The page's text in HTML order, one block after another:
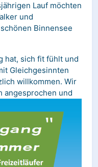
Lauf möchten
und
Binnensee
hat, sich fit fühlt und
Gleichgesinnten
willkommen. Wir
angesprochen und